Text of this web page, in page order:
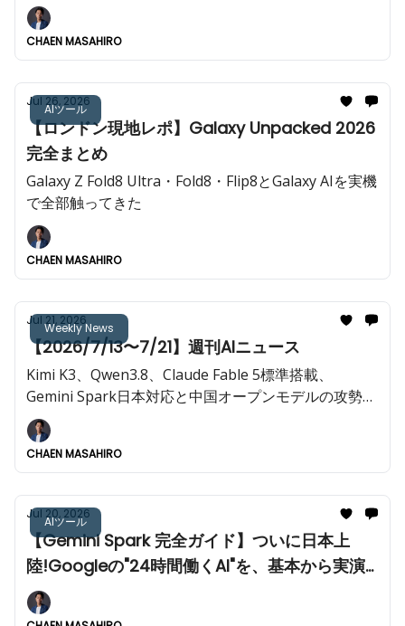
など重要ニュースが多数》
CHAEN MASAHIRO
AIツール
Jul 26, 2026
【ロンドン現地レポ】Galaxy Unpacked 2026
完全まとめ
Galaxy Z Fold8 Ultra・Fold8・Flip8とGalaxy AIを実機
で全部触ってきた
CHAEN MASAHIRO
Weekly News
Jul 21, 2026
【2026/7/13〜7/21】週刊AIニュース
Kimi K3、Qwen3.8、Claude Fable 5標準搭載、
Gemini Spark日本対応と中国オープンモデルの攻勢が
主役の週
CHAEN MASAHIRO
AIツール
Jul 20, 2026
【Gemini Spark 完全ガイド】ついに日本上
陸!Googleの"24時間働くAI"を、基本から実演
まで全部解説